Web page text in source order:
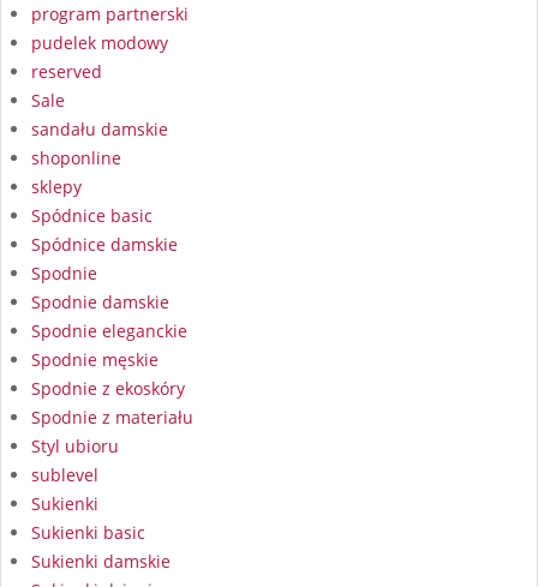
program partnerski
pudelek modowy
reserved
Sale
sandału damskie
shoponline
sklepy
Spódnice basic
Spódnice damskie
Spodnie
Spodnie damskie
Spodnie eleganckie
Spodnie męskie
Spodnie z ekoskóry
Spodnie z materiału
Styl ubioru
sublevel
Sukienki
Sukienki basic
Sukienki damskie